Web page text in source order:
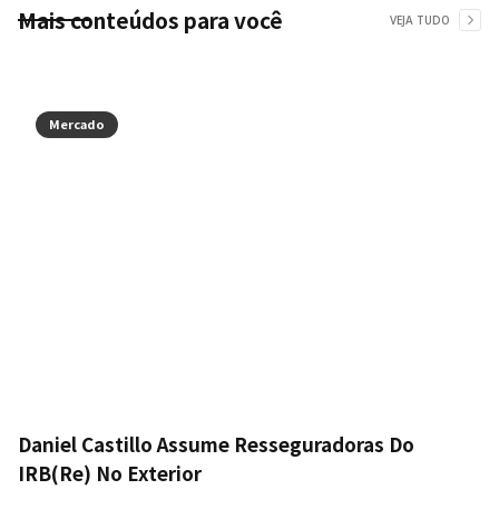
Mais conteúdos para você VEJA TUDO
Mercado
Daniel Castillo Assume Resseguradoras Do
IRB(Re) No Exterior